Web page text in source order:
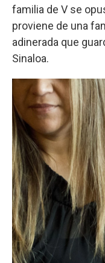
familia de V se
proviene de una
adinerada que
Sinaloa.